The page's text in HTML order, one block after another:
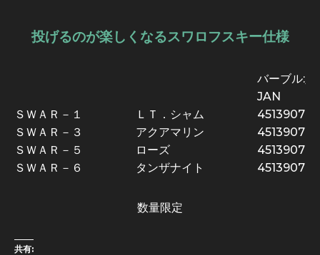
投げるのが楽しくなるスワロフスキー仕様
バーブル:
JAN
ＳＷＡＲ－１
ＬＴ．シャム
ＳＷＡＲ－３
アクアマリン
ＳＷＡＲ－５
ローズ
ＳＷＡＲ－６
タンザナイト
数量限定
共有: